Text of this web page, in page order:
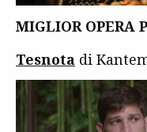
MIGLIOR OPERA
Tesnota di